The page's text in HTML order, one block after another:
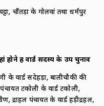
चौंतड़ा के गोलवां तथा धर्मपुर
होने हैं वार्ड सदस्य के उप चुनाव
के वार्ड सदेहड़ा, बालीचौकी की
टकोली के वार्ड टकोली,
द्राहल पंचायत के वार्ड हड़ीद्रहल,